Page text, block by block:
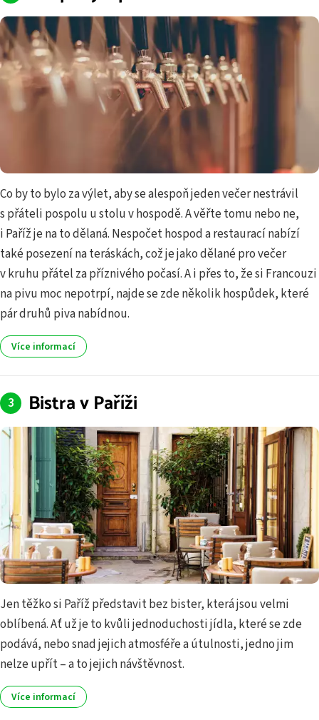
Co by to bylo za výlet, aby se alespoň jeden večer nestrávil
s přáteli pospolu u stolu v hospodě. A věřte tomu nebo ne,
i Paříž je na to dělaná. Nespočet hospod a restaurací nabízí
také posezení na teráskách, což je jako dělané pro večer
v kruhu přátel za příznivého počasí. A i přes to, že si Francouzi
na pivu moc nepotrpí, najde se zde několik hospůdek, které
pár druhů piva nabídnou.
Více informací
Bistra v Paříži
Jen těžko si Paříž představit bez bister, která jsou velmi
oblíbená. Ať už je to kvůli jednoduchosti jídla, které se zde
podává, nebo snad jejich atmosféře a útulnosti, jedno jim
nelze upřít – a to jejich návštěvnost.
Více informací